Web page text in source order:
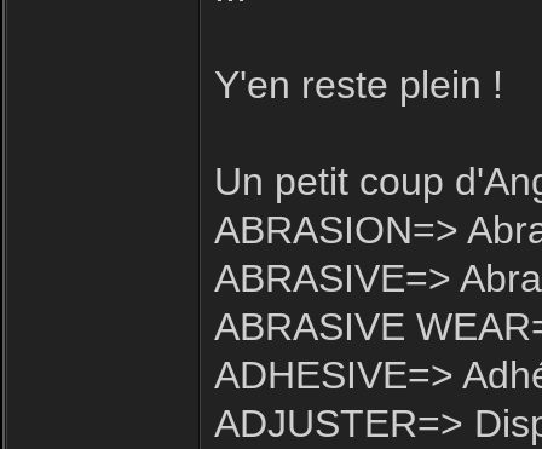
Y'en reste plein !
Un petit coup
ABRASION=>
ABRASIVE=>
ABRASIVE
ADHESIVE=>
ADJUSTER=>